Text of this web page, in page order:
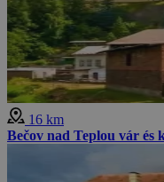
16 km
Bečov nad Teplou vár és